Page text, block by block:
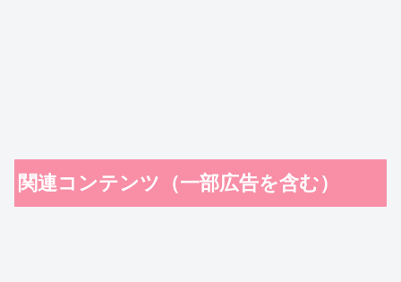
関連コンテンツ（一部広告を含む）